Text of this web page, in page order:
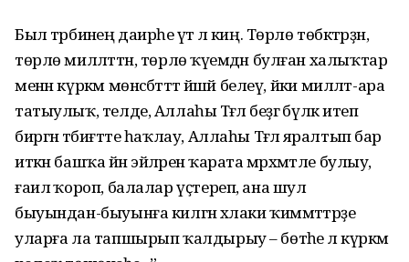
Был тәрбиәнең даирәһе үтә лә киң. Төрлө төбәктәрҙән,
төрлө милләттән, төрлө ҡәүемдән булған халыҡтар
менән күркәм мөнәсәбәтттә йәшәй белеү, йәки милләт-ара
татыулыҡ, телде, Аллаһы Тәғәлә беҙгә бүләк итеп
биргән тәбиғәтте һаҡлау, Аллаһы Тәғәлә яралтып бар
иткән башҡа йән эйәләренә ҡарата мәрхәмәтле булыу,
ғаилә ҡороп, балалар үҫтереп, ана шул
быуындан-быуынға килгән әхлаки ҡиммәттәрҙе
уларға ла тапшырып ҡалдырыу – бөтәһе лә күркәм